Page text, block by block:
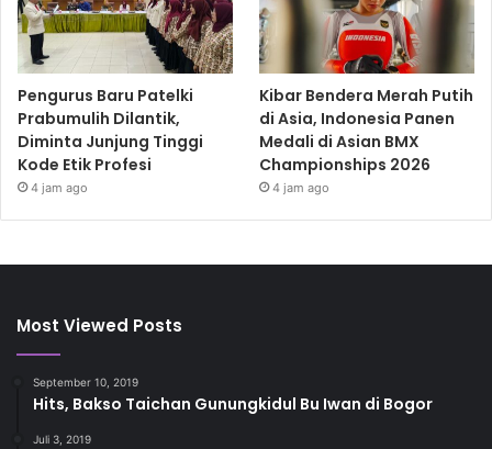
Pengurus Baru Patelki
Prabumulih Dilantik,
Diminta Junjung Tinggi
Kode Etik Profesi
4 jam ago
Kibar Bendera Merah Putih
di Asia, Indonesia Panen
Medali di Asian BMX
Championships 2026
4 jam ago
Most Viewed Posts
September 10, 2019
Hits, Bakso Taichan Gunungkidul Bu Iwan di Bogor
Juli 3, 2019